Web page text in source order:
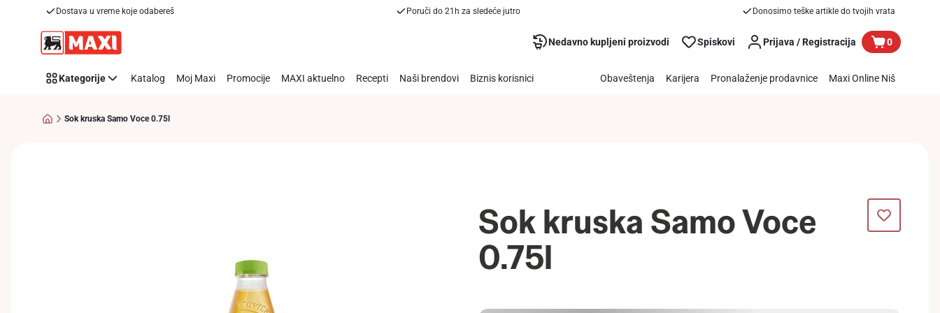
Dostava u vreme koje odabereš Poruči do 21h za sledeće jutro Donosimo teške artikle do tvojih vrata
Nedavno kupljeni proizvodi Spiskovi Prijava / Registracija 0
Kategorije Katalog Moj Maxi Promocije MAXI aktuelno Recepti Naši brendovi Biznis korisnici Obaveštenja Karijera Pronalaženje prodavnice Maxi Online Niš
Sok kruska Samo Voce 0.75l
Sok kruska Samo Voce
0.75l